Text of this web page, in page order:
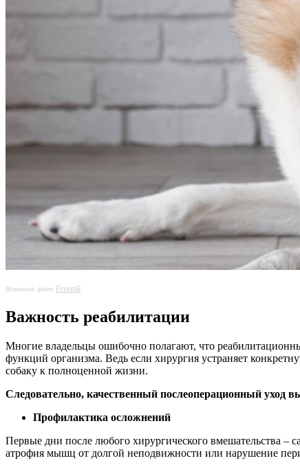
Источник фото Freepik
Важность реабилитации
Многие владельцы ошибочно полагают, что
функций организма. Ведь если хирургия устраняет
собаку к полноценной жизни.
Следовательно, качественный послеоперационный уход
Профилактика осложнений
Первые дни после любого хирургического вмешательства –
атрофия мышц от долгой неподвижности или нарушение